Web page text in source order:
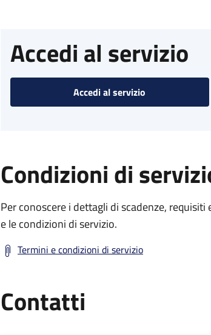
Accedi al servizio
Accedi al servizio
Condizioni di
Per conoscere i dettagli di scadenze,
e le condizioni di servizio.
Termini e condizioni di servizio
Contatti